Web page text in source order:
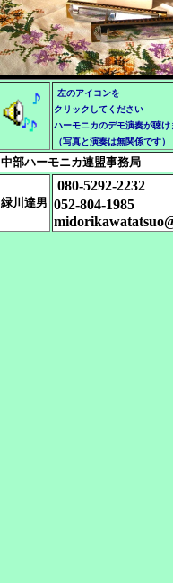
左のアイコンを
クリックしてください
ハーモニカのデモ演奏が聴け
（写真と演奏は無関係です）
中部ハーモニカ連盟事務局
緑川達男
080-5292-2232
052-804-1985